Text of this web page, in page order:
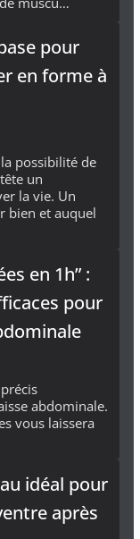
pour
en forme à
possibilité de
un
la vie. Un
bien et auquel
en 1h” :
pour
abdominale.
vous laissera
idéal pour
après